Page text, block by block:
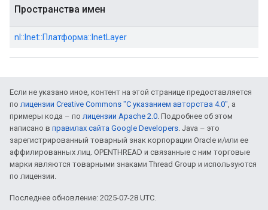
Пространства имен
nl::Inet::Платформа::InetLayer
Если не указано иное, контент на этой странице предоставляется
по лицензии Creative Commons "С указанием авторства 4.0", а
примеры кода – по лицензии Apache 2.0. Подробнее об этом
написано в правилах сайта Google Developers. Java – это
зарегистрированный товарный знак корпорации Oracle и/или ее
аффилированных лиц. OPENTHREAD и связанные с ним торговые
марки являются товарными знаками Thread Group и используются
по лицензии.
Последнее обновление: 2025-07-28 UTC.